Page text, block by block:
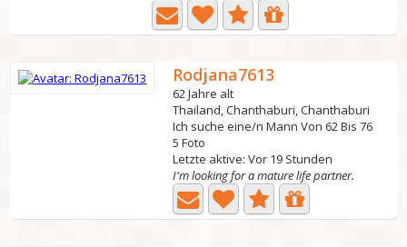
Rodjana7613
62 Jahre alt
Thailand, Chanthaburi, Chanthaburi
Ich suche eine/n Mann Von 62 Bis 76
5 Foto
Letzte aktive: Vor 19 Stunden
I'm looking for a mature life partner.